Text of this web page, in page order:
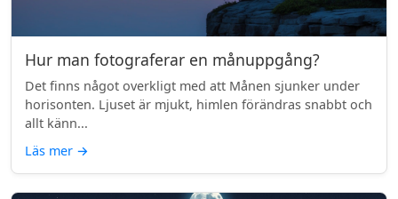
Hur man fotograferar en månuppgång?
Det finns något overkligt med att Månen sjunker under
horisonten. Ljuset är mjukt, himlen förändras snabbt och
allt känn...
Läs mer →